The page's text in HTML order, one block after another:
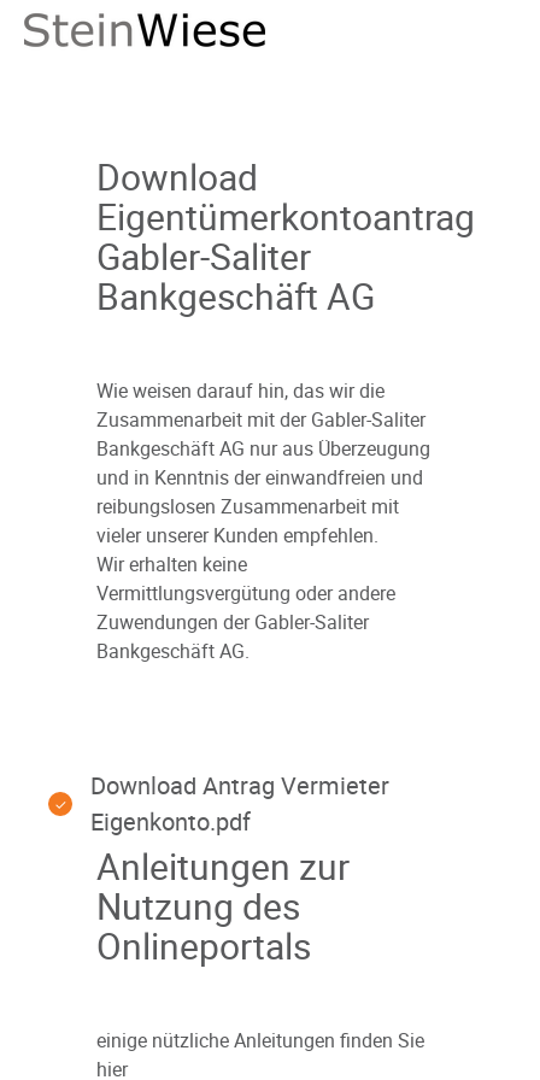
Download
Eigentümerkontoantrag
Gabler-Saliter
Bankgeschäft AG
Wie weisen darauf hin, das wir die
Zusammenarbeit mit der Gabler-Saliter
Bankgeschäft AG nur aus Überzeugung
und in Kenntnis der einwandfreien und
reibungslosen Zusammenarbeit mit
vieler unserer Kunden empfehlen.
Wir erhalten keine
Vermittlungsvergütung oder andere
Zuwendungen der Gabler-Saliter
Bankgeschäft AG.
Download Antrag Vermieter
Eigenkonto.pdf
Anleitungen zur
Nutzung des
Onlineportals
einige nützliche Anleitungen finden Sie
hier